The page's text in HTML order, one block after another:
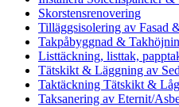
Skorstensrenovering
Tilläggsisolering av Fasad
Takpåbyggnad &
Listtäckning, listtak,
Tätskikt & Läggning av
Taktäckning Tätskikt &
Taksanering av Eternit/